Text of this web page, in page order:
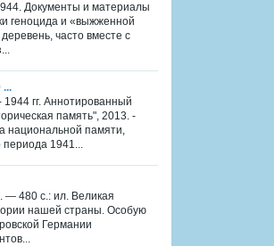
Документы и материалы
геноцида и «выжженной
часто вместе с
...
гг. Аннотированный
память", 2013. -
национальной памяти,
1941...
— 480 с.: ил. Великая
нашей страны. Особую
Германии